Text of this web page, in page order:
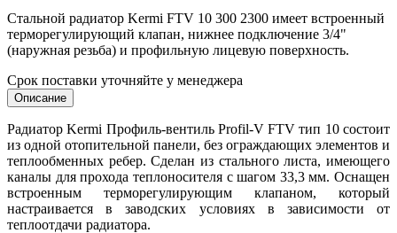
Стальной радиатор Kermi FTV 10 300 2300 имеет встроенный
терморегулирующий клапан, нижнее подключение 3/4"
(наружная резьба) и профильную лицевую поверхность.
Срок поставки уточняйте у менеджера
Описание
Радиатор Kermi Профиль-вентиль Profil-V FTV тип 10 состоит
из одной отопительной панели, без ограждающих элементов и
теплообменных ребер. Сделан из стального листа, имеющего
каналы для прохода теплоносителя с шагом 33,3 мм. Оснащен
встроенным терморегулирующим клапаном, который
настраивается в заводских условиях в зависимости от
теплоотдачи радиатора.